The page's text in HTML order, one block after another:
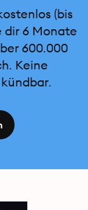
(bis
dir 6 Monate
600.000
Keine